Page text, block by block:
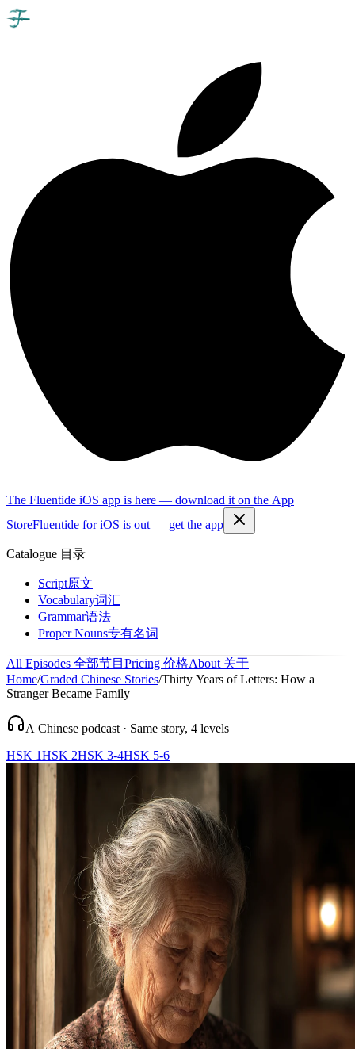
The Fluentide iOS app is here — download it on the App
StoreFluentide for iOS is out — get the app
Catalogue 目录
Script原文
Vocabulary词汇
Grammar语法
Proper Nouns专有名词
All Episodes 全部节目 Pricing 价格About 关于
Home/Graded Chinese Stories/Thirty Years of Letters: How a
Stranger Became Family
A Chinese podcast · Same story, 4 levels
HSK 1HSK 2HSK 3-4HSK 5-6